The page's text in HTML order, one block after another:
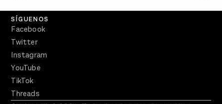
SÍGUENOS
Facebook
Twitter
Instagram
YouTube
TikTok
Threads